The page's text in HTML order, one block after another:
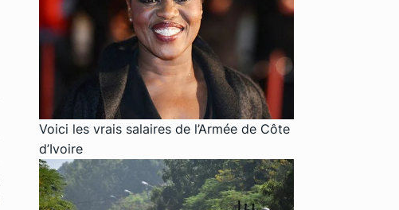
Voici les vrais salaires de l’Armée de Côte
d’Ivoire